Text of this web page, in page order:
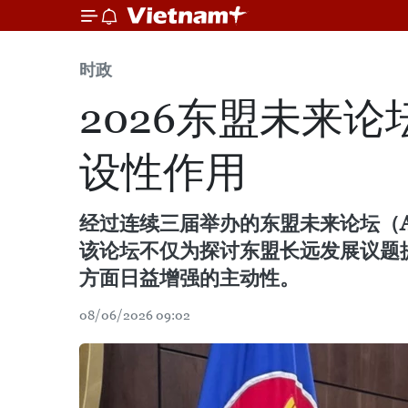
时政
2026东盟未来论
设性作用
经过连续三届举办的东盟未来论坛
该论坛不仅为探讨东盟长远发展议
方面日益增强的主动性。
08/06/2026 09:02